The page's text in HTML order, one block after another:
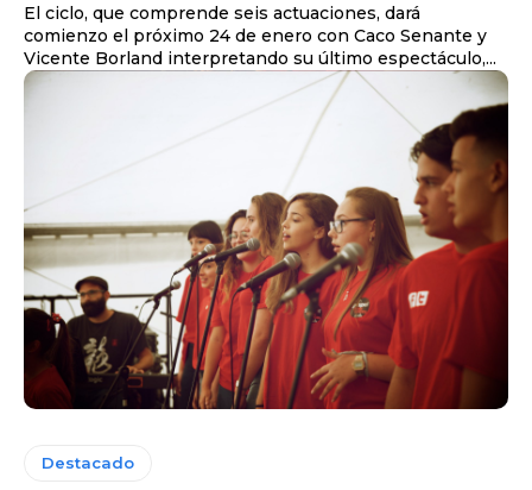
El ciclo, que comprende seis actuaciones, dará
comienzo el próximo 24 de enero con Caco Senante y
Vicente Borland interpretando su último espectáculo,...
Destacado